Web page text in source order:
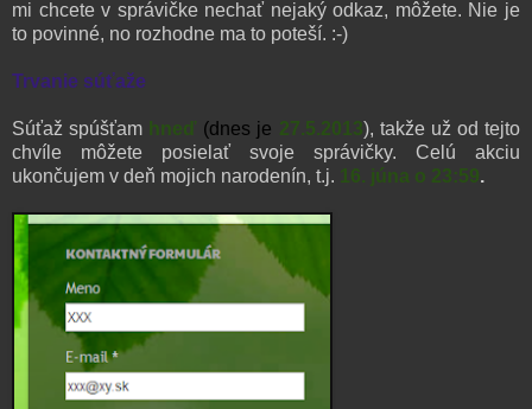
mi chcete v správičke nechať nejaký odkaz, môžete. Nie je
to povinné, no rozhodne ma to poteší. :-)
Trvanie súťaže
Súťaž spúšťam hneď (dnes je 27.5.2013), takže už od tejto
chvíle môžete posielať svoje správičky. Celú akciu
ukončujem v deň mojich narodenín, t.j. 16. júna o 23:59.